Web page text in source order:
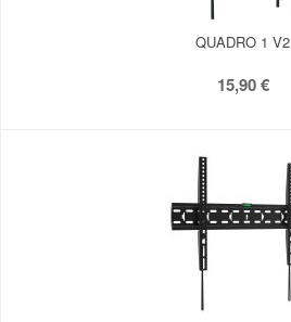
QUADRO 1 V2
15,90 €